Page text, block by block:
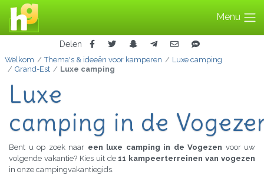
Menu
Delen
Welkom Thema's & ideeën voor kamperen
Luxe camping
Grand-Est
Luxe camping
Luxe
camping in de
Bent u op zoek naar een luxe camping in de Vogezen voor uw
volgende vakantie? Kies uit de 11 kampeerterreinen van vogezen
in onze campingvakantiegids.